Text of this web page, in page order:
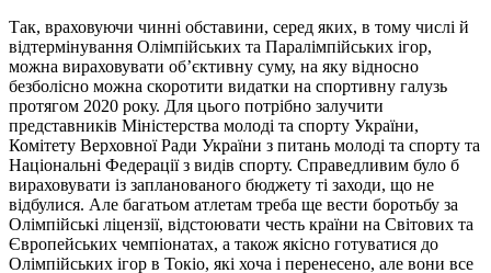
Так, враховуючи чинні обставини, серед яких, в тому числі й
відтермінування Олімпійських та Паралімпійських ігор,
можна вираховувати об’єктивну суму, на яку відносно
безболісно можна скоротити видатки на спортивну галузь
протягом 2020 року. Для цього потрібно залучити
представників Міністерства молоді та спорту України,
Комітету Верховної Ради України з питань молоді та спорту та
Національні Федерації з видів спорту. Справедливим було б
вираховувати із запланованого бюджету ті заходи, що не
відбулися. Але багатьом атлетам треба ще вести боротьбу за
Олімпійські ліцензії, відстоювати честь країни на Світових та
Європейських чемпіонатах, а також якісно готуватися до
Олімпійських ігор в Токіо, які хоча і перенесено, але вони все